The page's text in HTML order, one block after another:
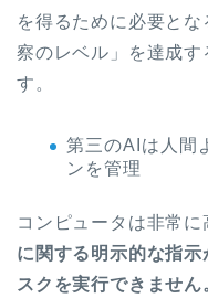
を得るために必要と
察のレベル」を達成
す。
第三のAIは人間
ンを管理
コンピュータは非常に
に関する明示的な指
スクを実行できません